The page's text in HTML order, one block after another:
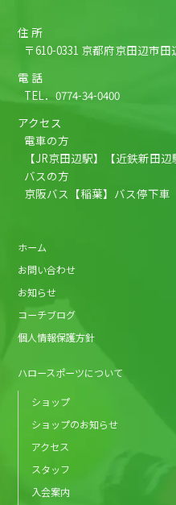
住 所
〒610-0331 京都府京田辺市田
電 話
TEL．0774-34-0400
アクセス
電車の方
【JR京田辺駅】【近鉄新田
バスの方
京阪バス【稲葉】バス停下車
ホーム
お問い合わせ
お知らせ
コーチブログ
個人情報保護方針
ハロースポーツについて
ショップ
ショップのお知らせ
アクセス
スタッフ
入会案内